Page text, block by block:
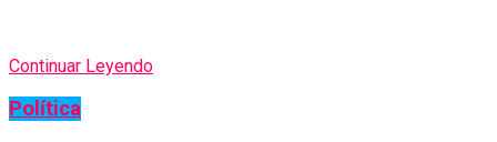
Continuar Leyendo
Política